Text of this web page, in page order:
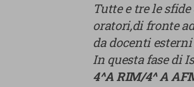
Tutte e tre le
oratori,di fronte
da docenti
In questa fase di
4^A RIM/4^ A